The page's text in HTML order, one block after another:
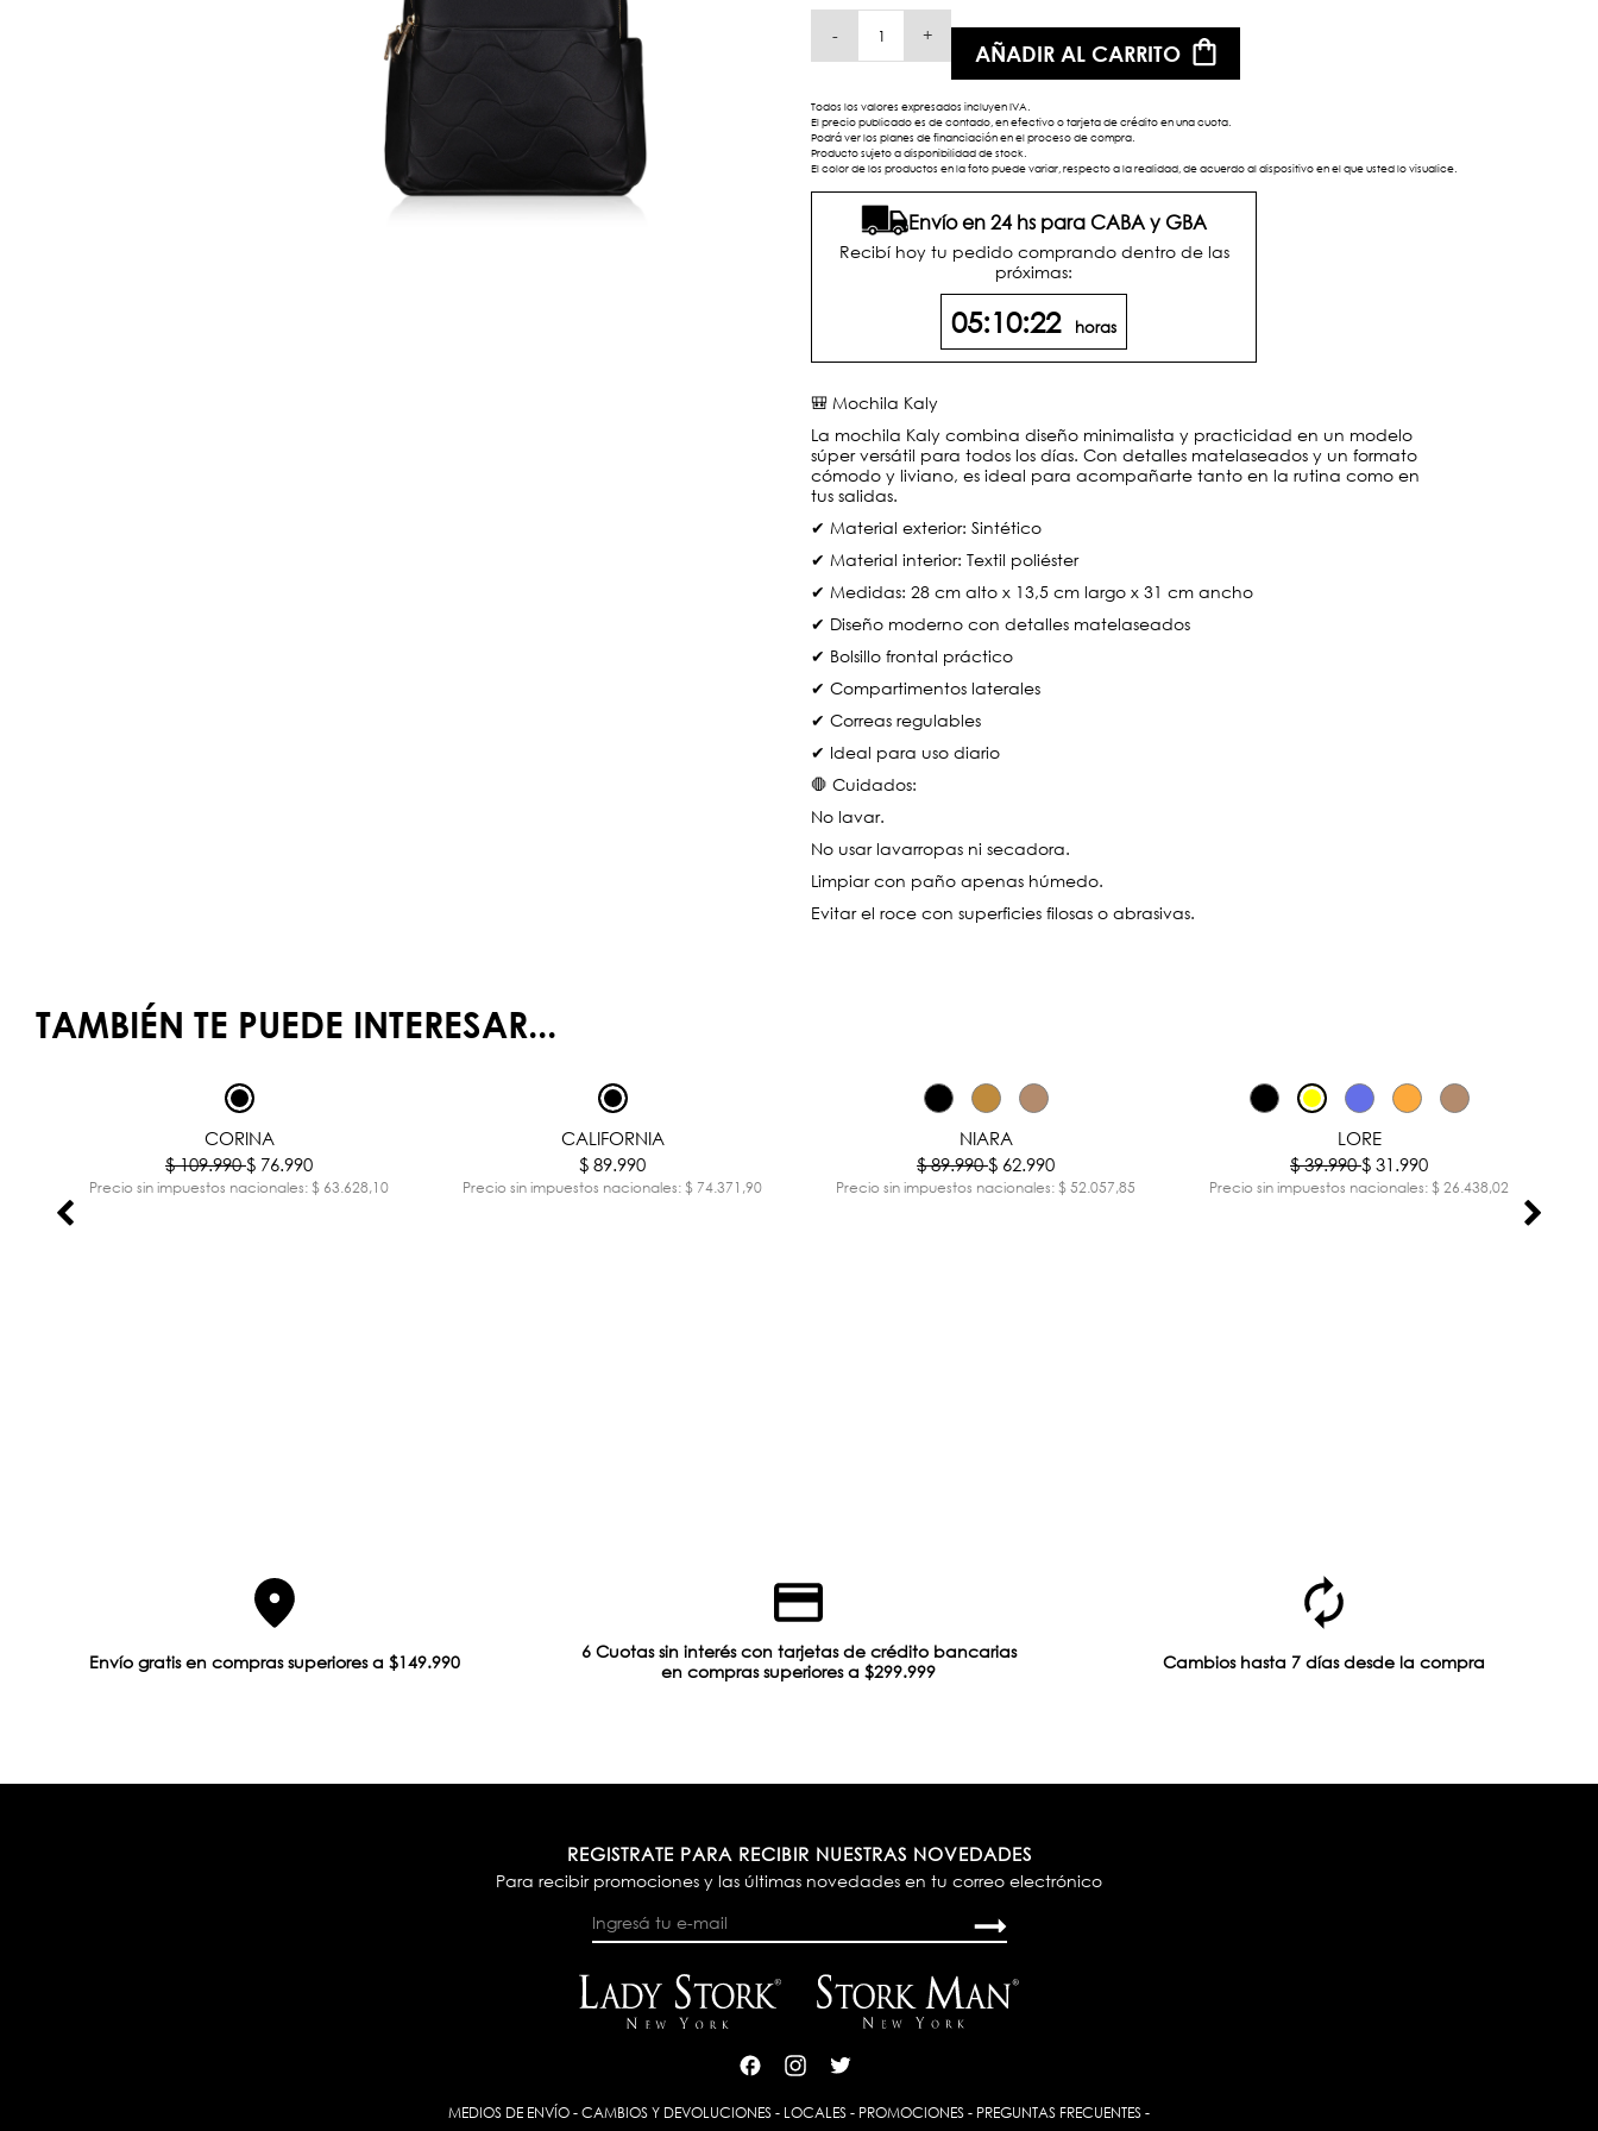
- +
AÑADIR AL CARRITO
Todos los valores expresados incluyen IVA.
El precio publicado es de contado, en efectivo o tarjeta de crédito en una cuota.
Podrá ver los planes de financiación en el proceso de compra.
Producto sujeto a disponibilidad de stock.
El color de los productos en la foto puede variar, respecto a la realidad, de acuerdo al dispositivo en el que usted lo visualice.
Envío en 24 hs para CABA y GBA
Recibí hoy tu pedido comprando dentro de las
próximas:
05:10:22 horas
🎒 Mochila Kaly
La mochila Kaly combina diseño minimalista y practicidad en un modelo
súper versátil para todos los días. Con detalles matelaseados y un formato
cómodo y liviano, es ideal para acompañarte tanto en la rutina como en
tus salidas.
✔ Material exterior: Sintético
✔ Material interior: Textil poliéster
✔ Medidas: 28 cm alto x 13,5 cm largo x 31 cm ancho
✔ Diseño moderno con detalles matelaseados
✔ Bolsillo frontal práctico
✔ Compartimentos laterales
✔ Correas regulables
✔ Ideal para uso diario
🛑 Cuidados:
No lavar.
No usar lavarropas ni secadora.
Limpiar con paño apenas húmedo.
Evitar el roce con superficies filosas o abrasivas.
TAMBIÉN TE PUEDE INTERESAR...
CORINA
$ 109.990$ 76.990
Precio sin impuestos nacionales: $ 63.628,10
CALIFORNIA
$ 89.990
Precio sin impuestos nacionales: $ 74.371,90
NIARA
$ 89.990$ 62.990
Precio sin impuestos nacionales: $ 52.057,85
-20%
LORE
$ 39.990$ 31.990
Precio sin impuestos nacionales: $ 26.438,02
Envío gratis en compras superiores a $149.990
6 Cuotas sin interés con tarjetas de crédito bancarias
en compras superiores a $299.999
Cambios hasta 7 días desde la compra
REGISTRATE PARA RECIBIR NUESTRAS NOVEDADES
Para recibir promociones y las últimas novedades en tu correo electrónico
MEDIOS DE ENVÍO - CAMBIOS Y DEVOLUCIONES - LOCALES - PROMOCIONES - PREGUNTAS FRECUENTES -